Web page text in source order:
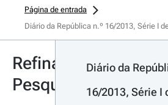
Página de entrada
Diário da República n.º 16/2013, Série I
Refinar
Pesquisa
Diário da
16/2013, Série I